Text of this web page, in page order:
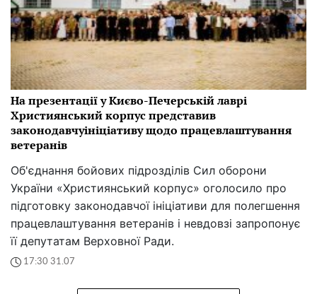
На презентації у Києво-Печерській лаврі
Християнський корпус представив
законодавчуініціативу щодо працевлаштування
ветеранів
Об'єднання бойових підрозділів Сил оборони
України «Християнський корпус» оголосило про
підготовку законодавчої ініціативи для полегшення
працевлаштування ветеранів і невдовзі запропонує
її депутатам Верховної Ради.
17:30 31.07